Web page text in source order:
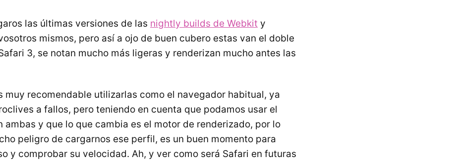
las últimas versiones de las nightly builds de Webkit y
mismos, pero así a ojo de buen cubero estas van el doble
3, se notan mucho más ligeras y renderizan mucho antes las
muy recomendable utilizarlas como el navegador habitual, ya
a fallos, pero teniendo en cuenta que podamos usar el
ambas y que lo que cambia es el motor de renderizado, por lo
peligro de cargarnos ese perfil, es un buen momento para
y comprobar su velocidad. Ah, y ver como será Safari en futuras